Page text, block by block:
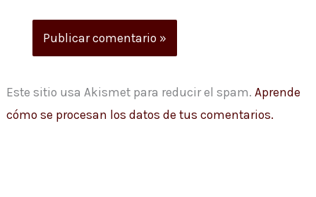
Este sitio usa Akismet para reducir el spam. Aprende
cómo se procesan los datos de tus comentarios.